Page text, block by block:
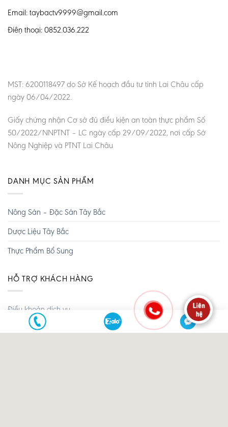
Email: taybactv9999@gmail.com
Điện thoại: 0852.036.222
MST: 6200118497 do Sở Kế hoạch đầu tư tỉnh Lai Châu cấp
ngày 06/04/2022.
Giấy chứng nhận Cơ sở đủ điều kiện an toàn thực phẩm Số
50/2022/NNPTNT – LC ngày cấp 29/09/2022, nơi cấp Sở
Nông Nghiệp và PTNT Lai Châu
DANH MỤC SẢN PHẨM
Nông Sản – Đặc Sản Tây Bắc
Dược Liệu Tây Bắc
Thực Phẩm Bổ Sung
HỖ TRỢ KHÁCH HÀNG
Điều khoản dịch vụ
Chính sách đổi trả